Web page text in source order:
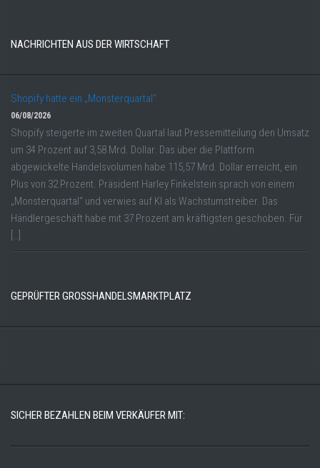
NACHRICHTEN AUS DER WIRTSCHAFT
Shopify hatte ein „Monsterquartal“
06/08/2026
Shopify steigerte im zweiten Quartal laut Pressemitteilung den Umsatz
um 34 Prozent auf 3,58 Mrd. Dollar. Das über die Plattform
abgewickelte Handelsvolumen habe 115,57 Mrd. Dollar erreicht, ein
Plus von 32 Prozent. Präsident Harley Finkelstein sprach von einem
„Monsterquartal“ und verwies auf KI als Wachstumstreiber. Das
Händlergeschäft habe mit 37 Prozent am kräftigsten geschoben. Für
[…]
GEPRÜFTER GROSSHANDELSMARKTPLATZ
SICHER BEZAHLEN BEIM VERKÄUFER MIT: